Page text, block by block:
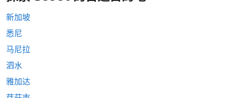
新加坡
悉尼
马尼拉
泗水
雅加达